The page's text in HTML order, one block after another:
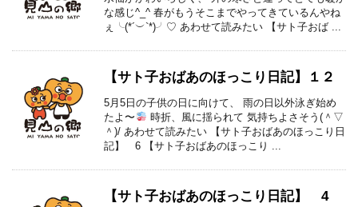
な感じ^_^ 春がもうそこまでやってきているんやね
ぇ╰(*´︶`*)╯♡ あわせて読みたい 【サト子おば ...
【サト子おばあのほっこり日記】１２
5月5日の子供の日に向けて、 雨の日以外泳ぎ始め
たよ〜
時折、風に揺られて 気持ちよさそう(＾▽
＾)/ あわせて読みたい 【サト子おばあのほっこり日
記】 6 【サト子おばあのほっこり ...
【サト子おばあのほっこり日記】 4